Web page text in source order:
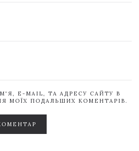
E-MAIL, ТА АДРЕСУ САЙТУ В
МОЇХ ПОДАЛЬШИХ КОМЕНТАРІВ.